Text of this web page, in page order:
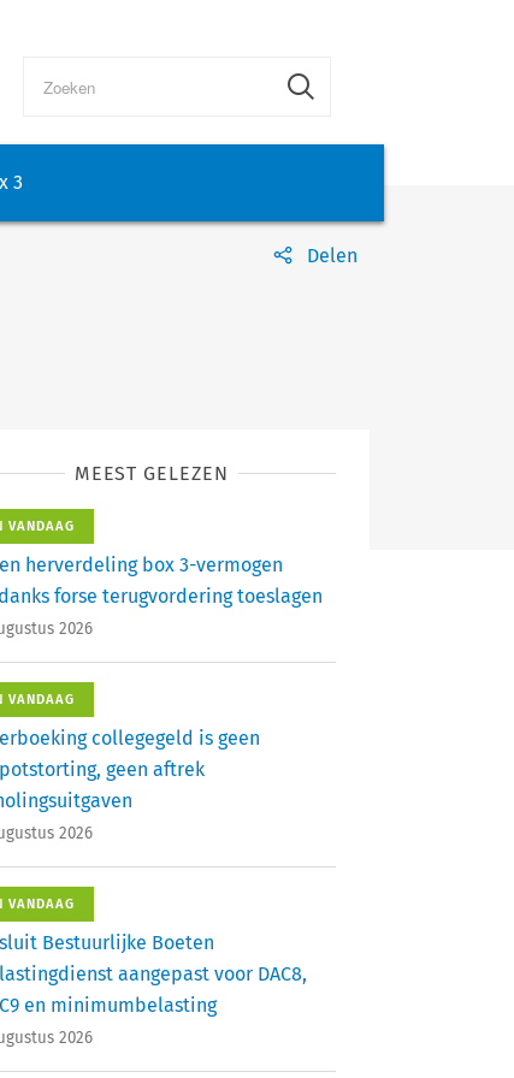
3
Delen
MEEST GELEZEN
VANDAAG
herverdeling box 3-vermogen
forse terugvordering toeslagen
2026
VANDAAG
collegegeld is geen
geen aftrek
2026
VANDAAG
Bestuurlijke Boeten
aangepast voor DAC8,
en minimumbelasting
2026